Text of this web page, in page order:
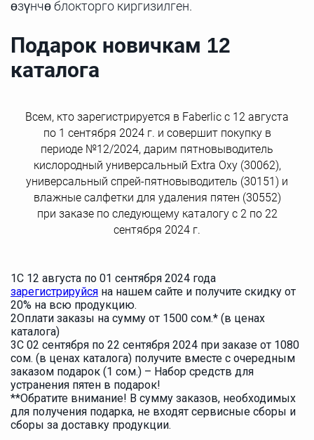
өзүнчө блокторго киргизилген.
Подарок новичкам 12
каталога
Всем, кто зарегистрируется в Faberlic с 12 августа
по 1 сентября 2024 г. и совершит покупку в
периоде №12/2024, дарим пятновыводитель
кислородный универсальный Extra Oxy (30062),
универсальный спрей-пятновыводитель (30151) и
влажные салфетки для удаления пятен (30552)
при заказе по следующему каталогу с 2 по 22
сентября 2024 г.
1С 12 августа по 01 сентября 2024 года
зарегистрируйся на нашем сайте и получите скидку от
20% на всю продукцию.
2Оплати заказы на сумму от 1500 сом.* (в ценах
каталога)
3С 02 сентября по 22 сентября 2024 при заказе от 1080
сом. (в ценах каталога) получите вместе с очередным
заказом подарок (1 сом.) – Набор средств для
устранения пятен в подарок!
**Обратите внимание! В сумму заказов, необходимых
для получения подарка, не входят сервисные сборы и
сборы за доставку продукции.